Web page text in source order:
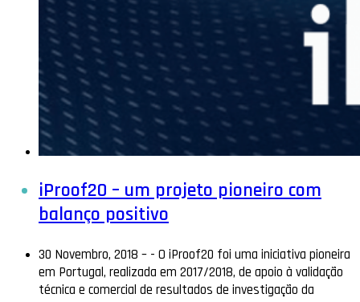
iProof20 – um projeto pioneiro com
balanço positivo
30 Novembro, 2018 – - O iProof20 foi uma iniciativa pioneira
em Portugal, realizada em 2017/2018, de apoio à validação
técnica e comercial de resultados de investigação da